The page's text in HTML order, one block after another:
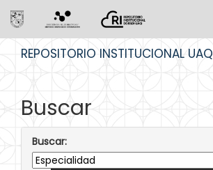
REPOSITORIO INSTITUCIONAL UAQ
Buscar
Buscar: